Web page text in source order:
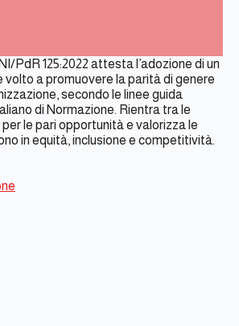
PdR 125:2022 attesta l’adozione di un
a promuovere la parità di genere
secondo le linee guida
di Normazione. Rientra tra le
le pari opportunità e valorizza le
in equità, inclusione e competitività.